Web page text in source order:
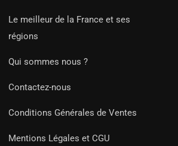
Le meilleur de la France et ses
régions
Qui sommes nous ?
Contactez-nous
Conditions Générales de Ventes
Mentions Légales et CGU